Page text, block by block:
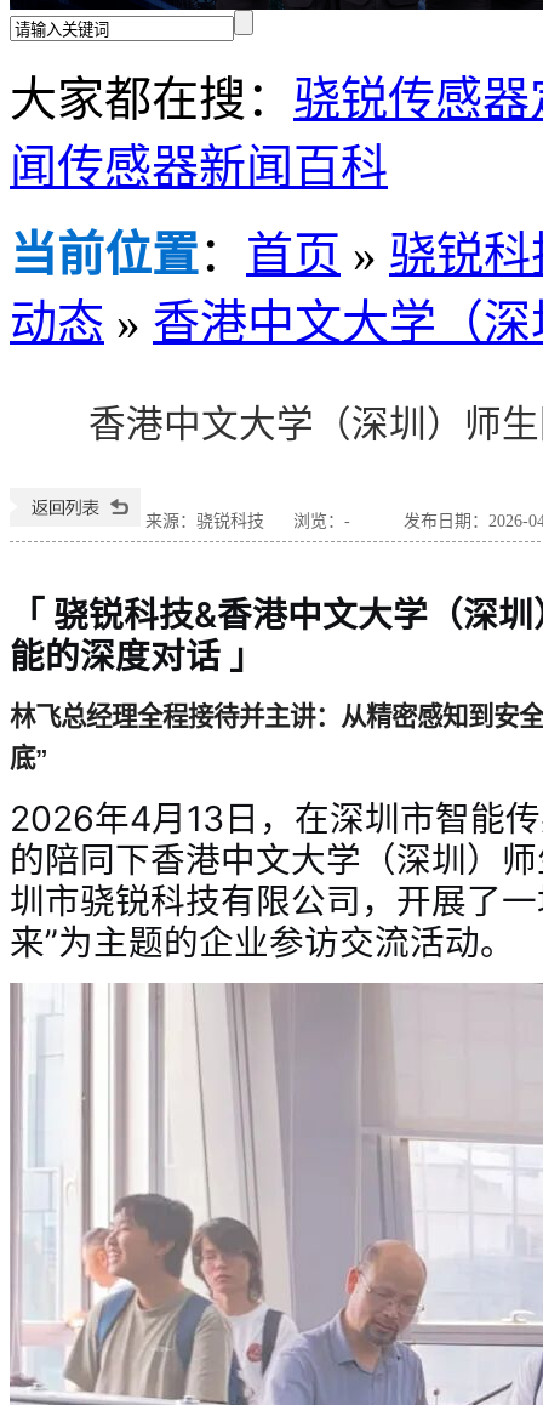
大家都在搜： 骁锐传感器
闻传感器新闻百科
当前位置： 首页 » 骁锐
动态 » 香港中文大学（
香港中文大学（深圳）师
来源：骁锐科技 浏览： - 发布日期：2026-
「 骁锐科技&香港中文大学（深
能的深度对话 」
林飞总经理全程接待并主讲：从精密感知到安
底”
2026年4月13日，在深圳市智能
的陪同下香港中文大学（深圳）
圳市骁锐科技有限公司，开展了
来”为主题的企业参访交流活动。